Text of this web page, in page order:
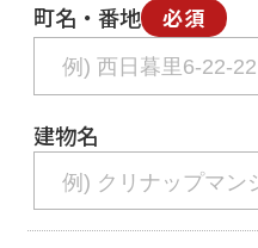
町名・番地 必須
建物名